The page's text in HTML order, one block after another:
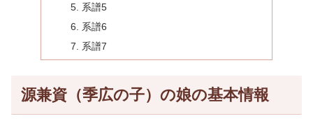
系譜5
系譜6
系譜7
源兼資（季広の子）の娘の基本情報